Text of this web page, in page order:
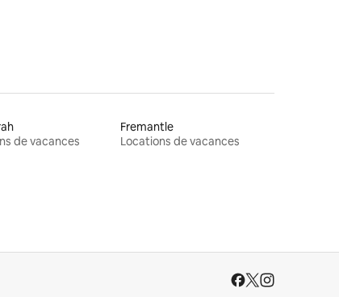
de vacances
Fremantle
Locations de vacances